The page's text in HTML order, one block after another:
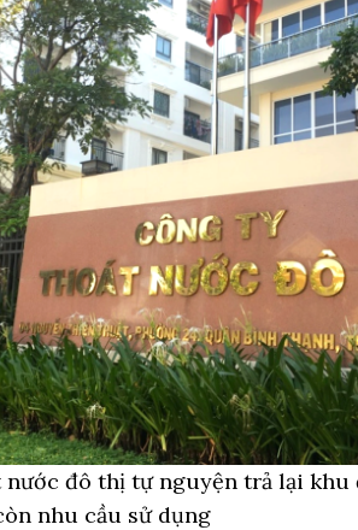
đô thị tự nguyện trả lại khu
nhu cầu sử dụng